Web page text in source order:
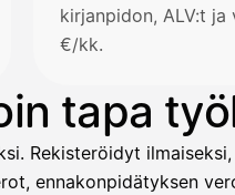
kirjanpidon, ALV:t
€/kk.
tapa
Rekisteröidyt
ennakonpidätyksen